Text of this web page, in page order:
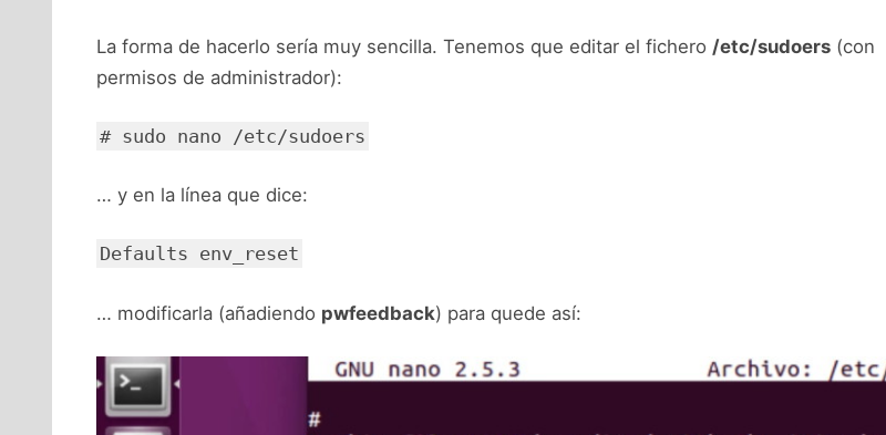
La forma de hacerlo sería muy sencilla. Tenemos que editar el fichero /etc/sudoers (con
permisos de administrador):
# sudo nano /etc/sudoers
… y en la línea que dice:
Defaults env_reset
… modificarla (añadiendo pwfeedback) para quede así: